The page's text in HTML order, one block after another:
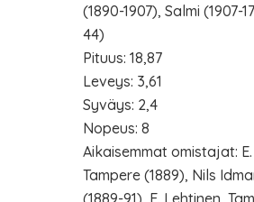
(1890-1907), Salmi (1907-
44)
Pituus: 18,87
Leveys: 3,61
Syväys: 2,4
Nopeus: 8
Aikaisemmat omistajat: E.
Tampere (1889), Nils
(1889-91), E. Lehtinen,